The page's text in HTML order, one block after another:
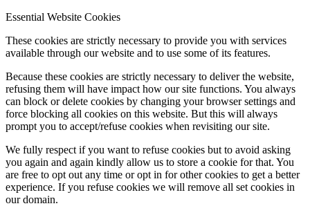
Essential Website Cookies
These cookies are strictly necessary to provide you with services
available through our website and to use some of its features.
Because these cookies are strictly necessary to deliver the website,
refusing them will have impact how our site functions. You always
can block or delete cookies by changing your browser settings and
force blocking all cookies on this website. But this will always
prompt you to accept/refuse cookies when revisiting our site.
We fully respect if you want to refuse cookies but to avoid asking
you again and again kindly allow us to store a cookie for that. You
are free to opt out any time or opt in for other cookies to get a better
experience. If you refuse cookies we will remove all set cookies in
our domain.